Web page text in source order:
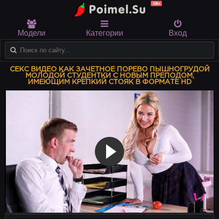
Модели Категории Вход
СЕКС ВИДЕО КАК ЗАЧЕТНОЕ ПОРЕВО ПЫШНОГРУДОЙ
МОЛОДОЙ СТУДЕНТКИ С НОВЫМ ПРЕПОДОМ,
ИМЕЮЩИМ КРЕПКИЙ СТОЯК В ФОРМАТЕ HD